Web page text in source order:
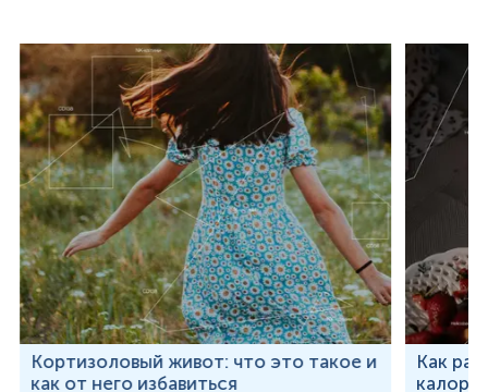
Кортизоловый живот: что это такое и
как от него избавиться
Как